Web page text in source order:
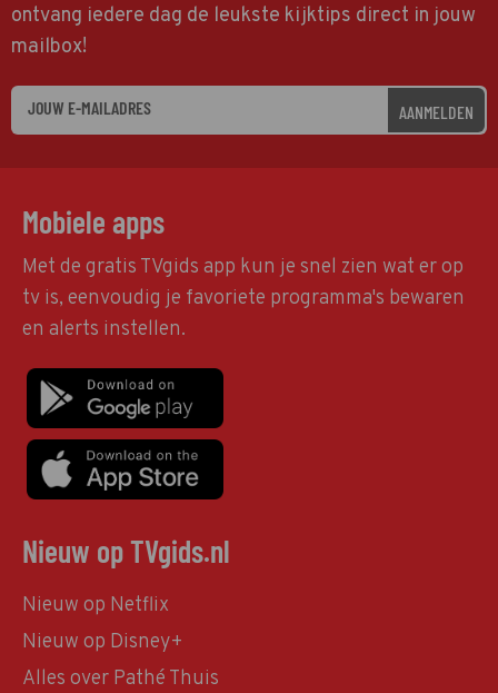
ontvang iedere dag de leukste kijktips direct in jouw
mailbox!
AANMELDEN
Mobiele apps
Met de gratis TVgids app kun je snel zien wat er op
tv is, eenvoudig je favoriete programma's bewaren
en alerts instellen.
Nieuw op TVgids.nl
Nieuw op Netflix
Nieuw op Disney+
Alles over Pathé Thuis